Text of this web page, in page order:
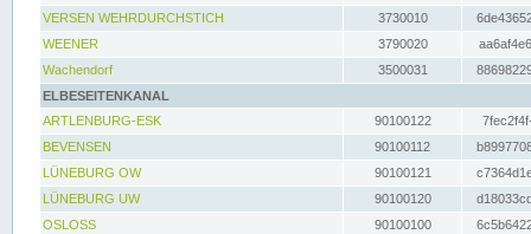
VERSEN WEHRDURCHSTICH
3730010
WEENER
3790020
Wachendorf
3500031
ELBESEITENKANAL
ARTLENBURG-ESK
90100122
BEVENSEN
90100112
LÜNEBURG OW
90100121
LÜNEBURG UW
90100120
OSLOSS
90100100